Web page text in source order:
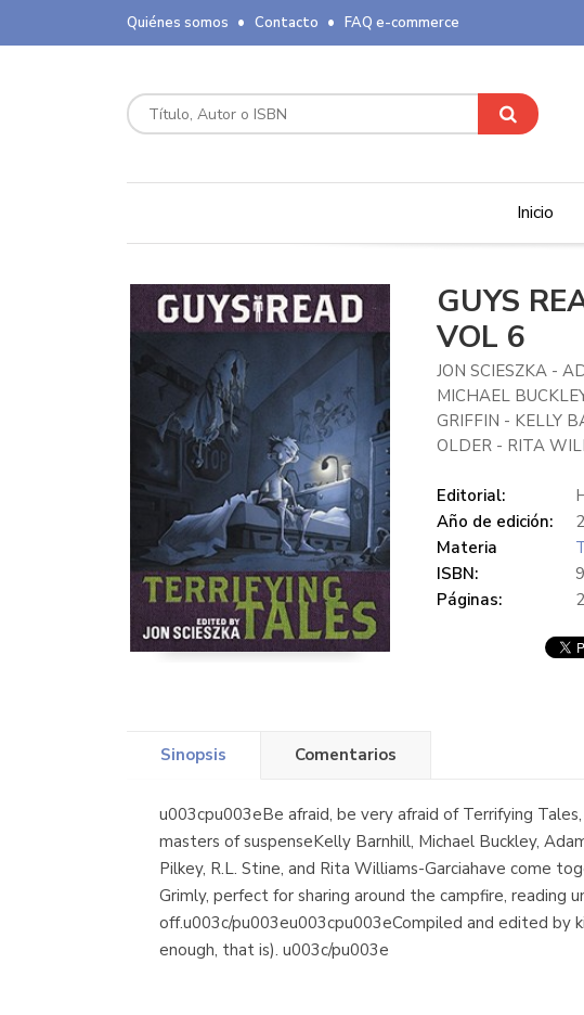
Quiénes somos Contacto FAQ e-commerce
Inicio
GUYS
VOL 6
JON SCIESZKA -
MICHAEL
GRIFFIN - KELLY
OLDER - RITA
Editorial:
Año de edición:
Materia
ISBN:
Páginas:
Sinopsis Comentarios
u003cpu003eBe afraid, be very afraid of Terrifying
masters of suspenseKelly Barnhill, Michael Buckley,
Pilkey, R.L. Stine, and Rita Williams-Garciahave
Grimly, perfect for sharing around the campfire, reading
off.u003c/pu003eu003cpu003eCompiled and edited by
enough, that is). u003c/pu003e